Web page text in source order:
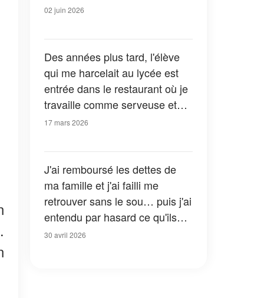
02 juin 2026
Des années plus tard, l'élève
qui me harcelait au lycée est
entrée dans le restaurant où je
travaille comme serveuse et
s'est mise à se moquer de moi
karma ne la frappe
17 mars 2026
J'ai remboursé les dettes de
ma famille et j'ai failli me
retrouver sans le sou… puis j'ai
entendu par hasard ce qu'ils
pensaient vraiment de moi
30 avril 2026